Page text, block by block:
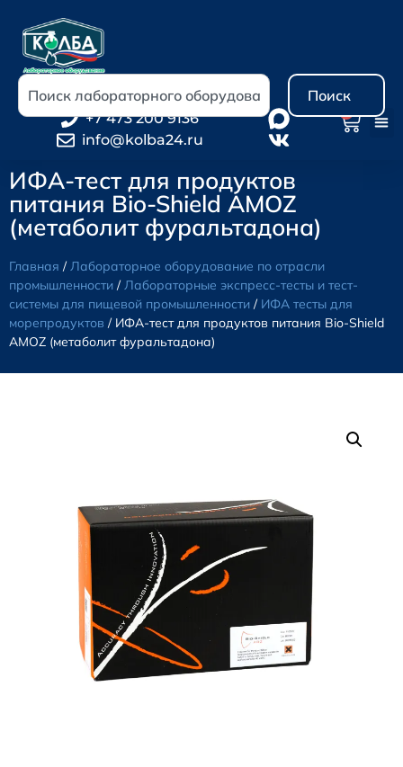
Поиск
+7 473 200 9136
info@kolba24.ru
ИФА-тест для продуктов
питания Bio-Shield AMOZ
(метаболит фуральтадона)
Главная /Лабораторное оборудование по отрасли
промышленности /Лабораторные экспресс-тесты и тест-
системы для пищевой промышленности / ИФА тесты для
морепродуктов / ИФА-тест для продуктов питания Bio-Shield
AMOZ (метаболит фуральтадона)